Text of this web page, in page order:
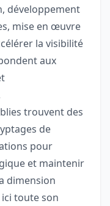
développement
mise en œuvre
la visibilité
aux
trouvent des
de
pour
et maintenir
dimension
toute son